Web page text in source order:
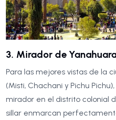
3. Mirador de
Para las mejores vistas de la
(Misti, Chachani y Pichu
mirador en el distrito colonial
sillar enmarcan